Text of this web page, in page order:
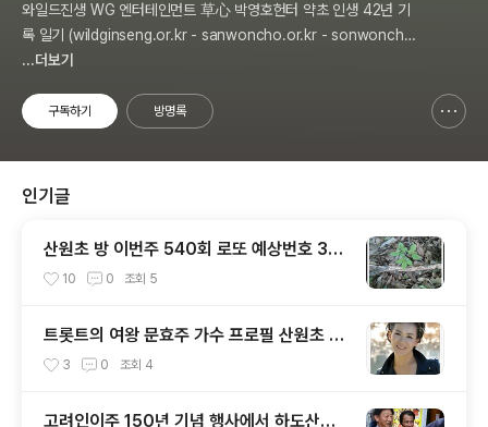
와일드진생 WG 엔터테인먼트 草心 박영호헌터 약초 인생 42년 기
록 일기 (wildginseng.or.kr - sanwoncho.or.kr - sonwoncho.
tistory.com) 통합
...더보기
구독하기 방명록
인기글
산원초 방 이번주 540회 로또 예상번호 3개
추천 합니다
10 0 조회 5
트롯트의 여왕 문효주 가수 프로필 산원초 산
원 적음
3 0 조회 4
고려인이주 150년 기념 행사에서 하도산삼